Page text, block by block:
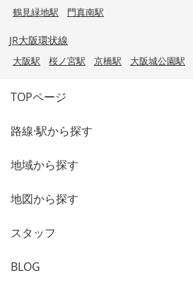
鶴見緑地駅
門真南駅
JR大阪環状線
大阪駅 桜ノ宮駅 京橋駅 大阪城公園駅
TOPページ
路線·駅から探す
地域から探す
地図から探す
スタッフ
BLOG